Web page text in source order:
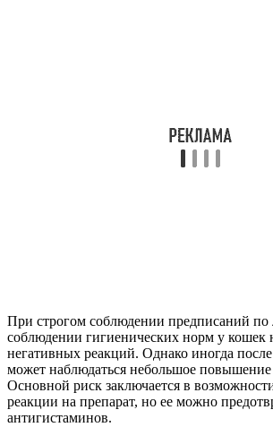
При строгом соблюдении предписаний
соблюдении гигиенических норм у кошек
негативных реакций. Однако иногда
может наблюдаться небольшое
Основной риск заключается в
реакции на препарат, но ее можно
антигистаминов.